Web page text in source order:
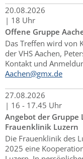
20.08.2026
| 18 Uhr
Offene Gruppe
Das Treffen wird von
der VHS Aachen,
Kontakt und
Aachen@gmx.de
27.08.2026
| 16 - 17.45 Uhr
Angebot der Gruppe
Frauenklinik Luzern
Die Frauenklinik des
2025 eine